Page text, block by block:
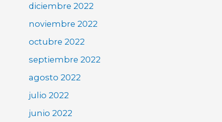
diciembre 2022
noviembre 2022
octubre 2022
septiembre 2022
agosto 2022
julio 2022
junio 2022